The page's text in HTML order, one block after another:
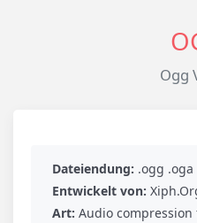
Ogg
Dateiendung: .ogg .oga
Entwickelt von:
Art: Audio